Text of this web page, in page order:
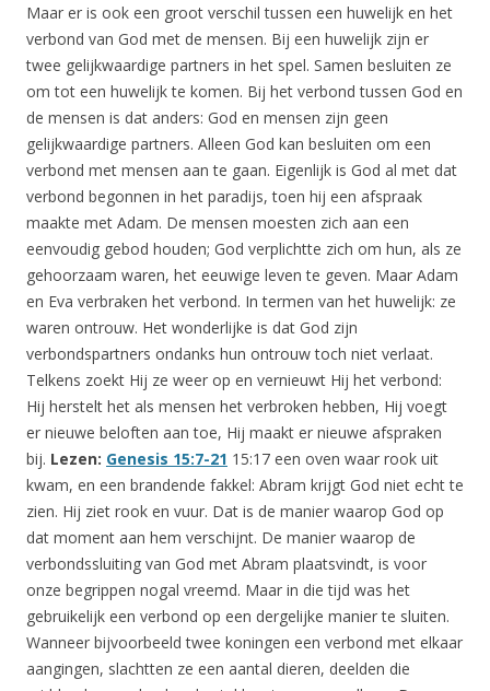
Maar er is ook een groot verschil tussen een huwelijk en het
verbond van God met de mensen. Bij een huwelijk zijn er
twee gelijkwaardige partners in het spel. Samen besluiten ze
om tot een huwelijk te komen. Bij het verbond tussen God en
de mensen is dat anders: God en mensen zijn geen
gelijkwaardige partners. Alleen God kan besluiten om een
verbond met mensen aan te gaan. Eigenlijk is God al met dat
verbond begonnen in het paradijs, toen hij een afspraak
maakte met Adam. De mensen moesten zich aan een
eenvoudig gebod houden; God verplichtte zich om hun, als ze
gehoorzaam waren, het eeuwige leven te geven. Maar Adam
en Eva verbraken het verbond. In termen van het huwelijk: ze
waren ontrouw. Het wonderlijke is dat God zijn
verbondspartners ondanks hun ontrouw toch niet verlaat.
Telkens zoekt Hij ze weer op en vernieuwt Hij het verbond:
Hij herstelt het als mensen het verbroken hebben, Hij voegt
er nieuwe beloften aan toe, Hij maakt er nieuwe afspraken
bij. Lezen: Genesis 15:7-21 15:17 een oven waar rook uit
kwam, en een brandende fakkel: Abram krijgt God niet echt te
zien. Hij ziet rook en vuur. Dat is de manier waarop God op
dat moment aan hem verschijnt. De manier waarop de
verbondssluiting van God met Abram plaatsvindt, is voor
onze begrippen nogal vreemd. Maar in die tijd was het
gebruikelijk een verbond op een dergelijke manier te sluiten.
Wanneer bijvoorbeeld twee koningen een verbond met elkaar
aangingen, slachtten ze een aantal dieren, deelden die